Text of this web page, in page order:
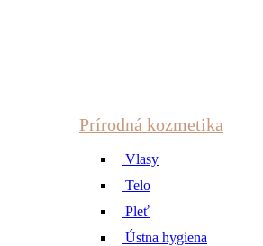
Prírodná kozmetika
Vlasy
Telo
Pleť
Ústna hygiena